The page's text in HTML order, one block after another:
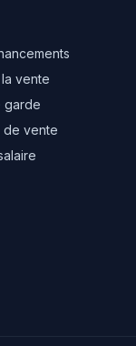
vente
garde
de vente